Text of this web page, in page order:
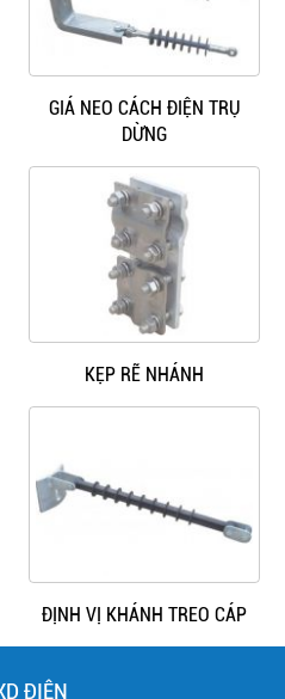
GIÁ NEO CÁCH ĐIỆN TRỤ
DỪNG
KẸP RẼ NHÁNH
ĐỊNH VỊ KHÁNH TREO CÁP
ĐIỆN